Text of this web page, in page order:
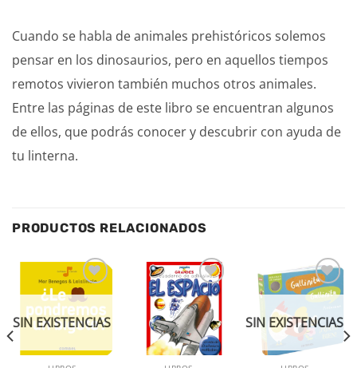
Cuando se habla de animales prehistóricos solemos
pensar en los dinosaurios, pero en aquellos tiempos
remotos vivieron también muchos otros animales.
Entre las páginas de este libro se encuentran algunos
de ellos, que podrás conocer y descubrir con ayuda de
tu linterna.
PRODUCTOS RELACIONADOS
Añadir
a la
lista de
deseos
SIN EXISTENCIAS
Añadir
a la
lista de
deseos
Añadir
lista de
deseos
SIN EXISTENCIAS